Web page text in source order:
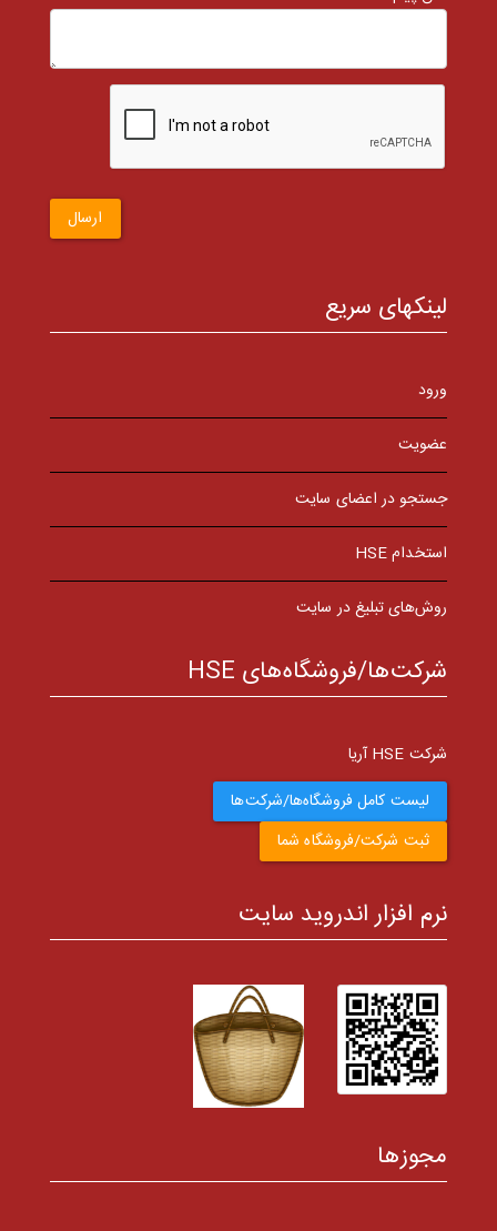
ارسال
لینکهای سریع
ورود
عضویت
جستجو در اعضای سایت
استخدام HSE
روش‌های تبلیغ در سایت
شرکت‌ها/فروشگاه‌های HSE
شرکت HSE آریا
لیست کامل فروشگاه‌ها/شرکت‌ها
ثبت شرکت/فروشگاه شما
نرم افزار اندروید سایت
مجوزها